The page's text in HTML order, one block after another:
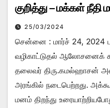
குறித்து – மக்கள் நீதி
25/03/2024
சென்னை : மார்ச் 24, 2024
வழிகாட்டுதல் ஆலோசனைக்
தலைவர் திரு.கமல்ஹாசன்
அரங்கில் நடைபெற்றது.
மனம் திறந்து